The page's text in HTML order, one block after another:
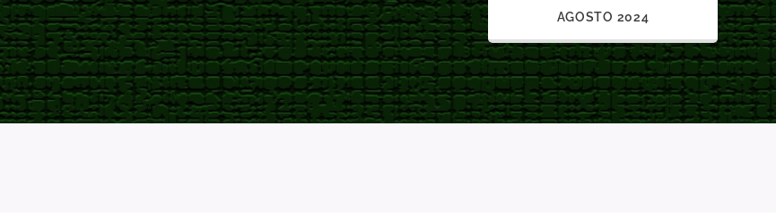
AGOSTO 2024